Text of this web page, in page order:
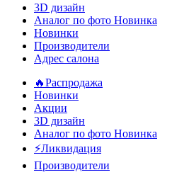
3D дизайн
Аналог по фото Новинка
Новинки
Производители
Адрес салона
🔥Распродажа
Новинки
Акции
3D дизайн
Аналог по фото Новинка
⚡Ликвидация
Производители